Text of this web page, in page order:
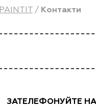
PAINTIT / Контакти
ЗАТЕЛЕФОНУЙТЕ